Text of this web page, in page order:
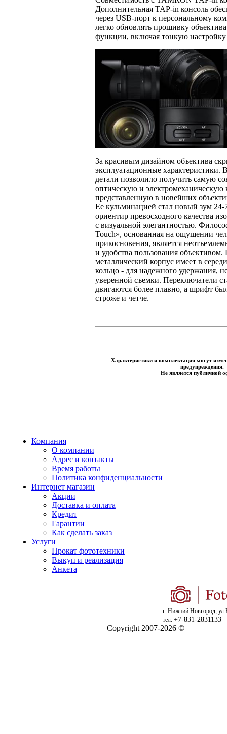
Дополнительная TAP-in консоль
через USB-порт к персональному
легко обновлять прошивку
функции, включая тонкую
За красивым дизайном объектива
эксплуатационные характеристики.
детали позволило получить самую
оптическую и электромеханическую
представленную в новейших
Ее кульминацией стал новый зум
ориентир превосходного качества
с визуальной элегантностью.
Touch», основанная на ощущении
прикосновения, является
и удобства пользования
металлический корпус имеет в
кольцо - для надежного удержания,
уверенной съемки. Переключатели
двигаются более плавно, а шрифт
строже и четче.
Характеристики и комплектация могут
предупреждения.
Не является публичной
Компания
О компании
Адрес и контакты
Время работы
Политика конфиденциальности
Интернет магазин
Акции
Доставка и оплата
Кредит
Гарантии
Как сделать заказ
Услуги
Прокат фототехники
Выкуп и реализация
Анкета
г. Нижний Новгород,
тел: +7-831-2831133
Copyright 2007-2026 ©